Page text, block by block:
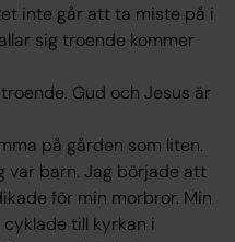
inte går att ta miste på i
sig troende kommer
Gud och Jesus är
på gården som liten.
var barn. Jag började att
för min morbror. Min
till kyrkan i